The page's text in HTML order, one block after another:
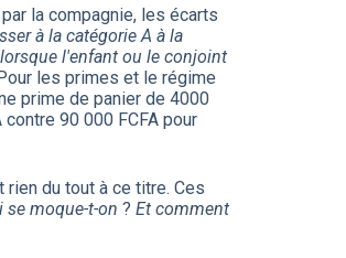
la compagnie, les écarts
à la catégorie A à la
lorsque l'enfant ou le conjoint
les primes et le régime
prime de panier de 4000
90 000 FCFA pour
du tout à ce titre. Ces
se moque-t-on ? Et comment